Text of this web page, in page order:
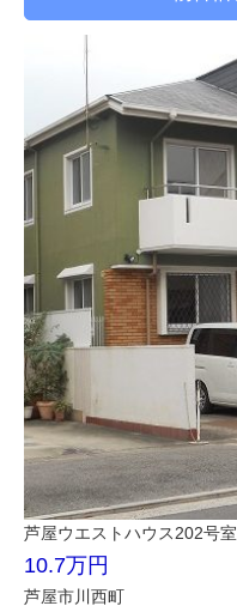
芦屋ウエストハウス202号室
10.7万円
芦屋市川西町